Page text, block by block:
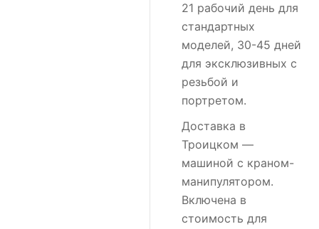
21 рабочий день для
стандартных
моделей, 30-45 дней
для эксклюзивных с
резьбой и
портретом.
Доставка в
Троицком —
машиной с краном-
манипулятором.
Включена в
стоимость для